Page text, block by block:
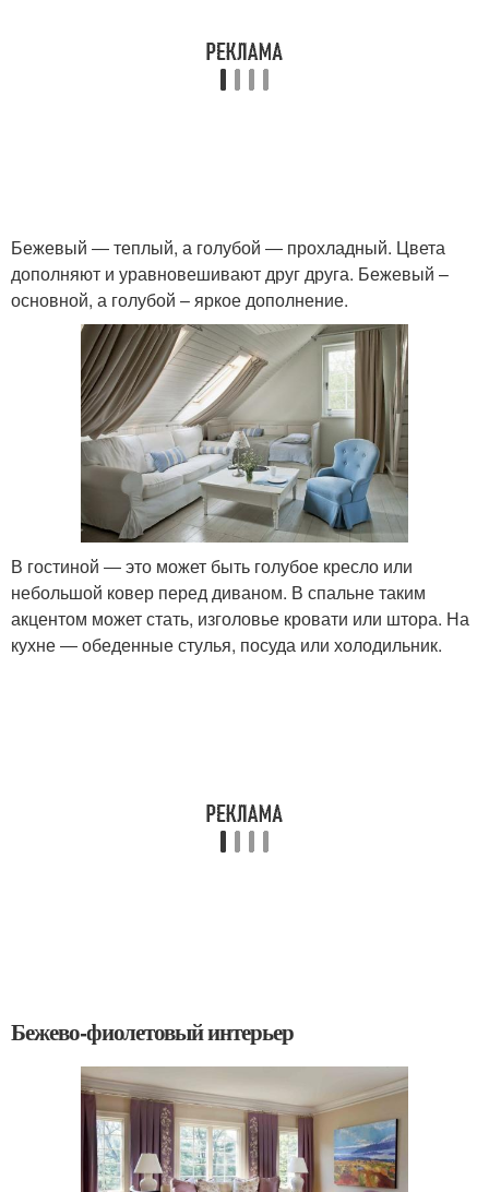
Бежевый ― теплый, а голубой ― прохладный. Цвета
дополняют и уравновешивают друг друга. Бежевый –
основной, а голубой – яркое дополнение.
В гостиной ― это может быть голубое кресло или
небольшой ковер перед диваном. В спальне таким
акцентом может стать, изголовье кровати или штора. На
кухне ― обеденные стулья, посуда или холодильник.
Бежево-фиолетовый интерьер